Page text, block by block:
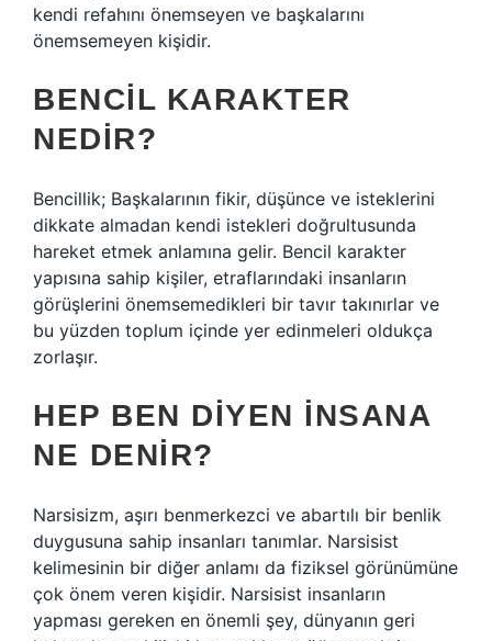
kendi refahını önemseyen ve başkalarını
önemsemeyen kişidir.
BENCIL KARAKTER
NEDIR?
Bencillik; Başkalarının fikir, düşünce ve isteklerini
dikkate almadan kendi istekleri doğrultusunda
hareket etmek anlamına gelir. Bencil karakter
yapısına sahip kişiler, etraflarındaki insanların
görüşlerini önemsemedikleri bir tavır takınırlar ve
bu yüzden toplum içinde yer edinmeleri oldukça
zorlaşır.
HEP BEN DIYEN INSANA
NE DENIR?
Narsisizm, aşırı benmerkezci ve abartılı bir benlik
duygusuna sahip insanları tanımlar. Narsisist
kelimesinin bir diğer anlamı da fiziksel görünümüne
çok önem veren kişidir. Narsisist insanların
yapması gereken en önemli şey, dünyanın geri